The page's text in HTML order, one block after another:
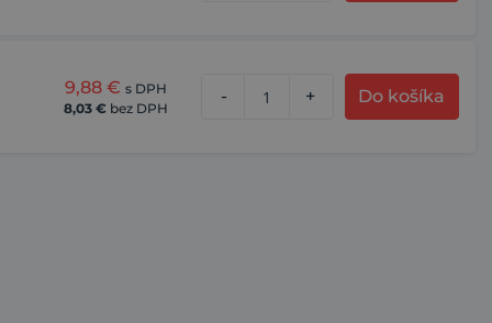
9,88 € s DPH
8,03 € bez DPH
- + Do košíka